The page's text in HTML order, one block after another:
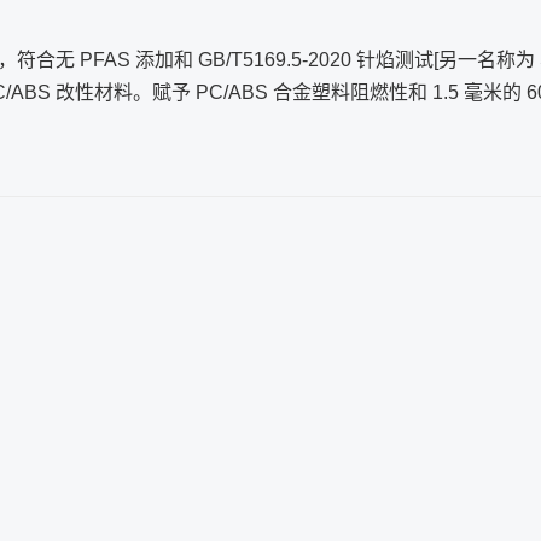
符合无 PFAS 添加和 GB/T5169.5-2020 针焰测试[另一名称为
改性材料。赋予 PC/ABS 合金塑料阻燃性和 1.5 毫米的